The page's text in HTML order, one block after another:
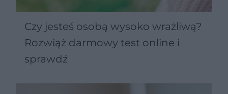
Czy jesteś osobą wysoko wrażliwą?
Rozwiąż darmowy test online i
sprawdź